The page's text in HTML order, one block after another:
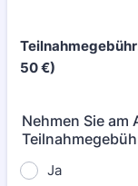
50 €)
Nehmen Sie am
Ja